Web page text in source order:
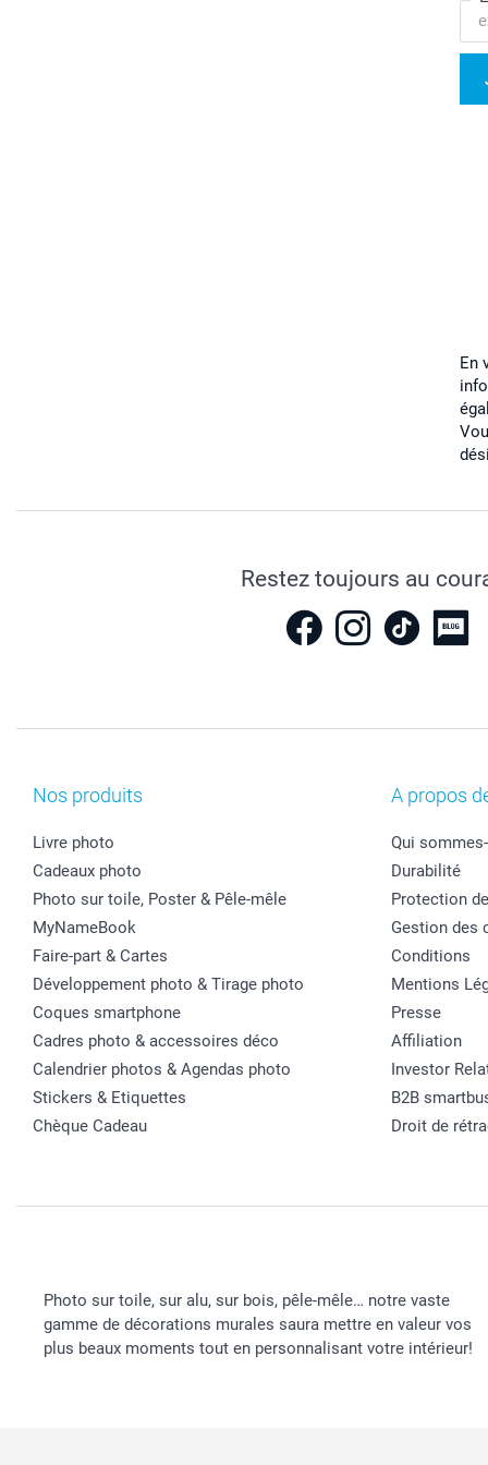
En
Restez toujours au
Nos produits
Livre photo
Cadeaux photo
Photo sur toile, Poster & Pêle-mêle
MyNameBook
Faire-part & Cartes
Développement photo & Tirage photo
Coques smartphone
Cadres photo & accessoires déco
Calendrier photos & Agendas photo
Stickers & Etiquettes
Chèque Cadeau
A propos
Qui
Durabilité
Protection
Gestion des
Conditions
Mentions
Presse
Affiliation
Investor
B2B
Droit de
Photo sur toile, sur alu, sur bois, pêle-mêle… notre vaste
gamme de décorations murales saura mettre en valeur vos
plus beaux moments tout en personnalisant votre intérieur!